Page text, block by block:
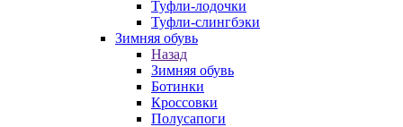
Туфли-лодочки
Туфли-слингбэки
Зимняя обувь
Назад
Зимняя обувь
Ботинки
Кроссовки
Полусапоги